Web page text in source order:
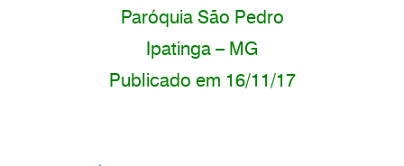
Paróquia São Pedro
Ipatinga – MG
Publicado em 16/11/17